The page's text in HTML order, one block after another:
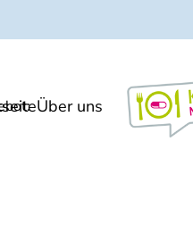
Über uns
Meinung